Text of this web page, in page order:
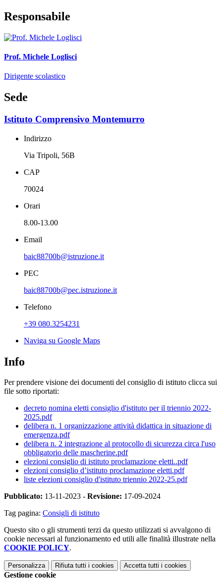
Responsabile
Prof. Michele Loglisci
Dirigente scolastico
Sede
Istituto Comprensivo Montemurro
Indirizzo
Via Tripoli, 56B
CAP
70024
Orari
8.00-13.00
Email
baic88700b@istruzione.it
PEC
baic88700b@pec.istruzione.it
Telefono
+39 080.3254231
Naviga su Google Maps
Info
Per prendere visione dei documenti del consiglio di istituto clicca sui
file sotto riportati:
decreto nomina eletti consiglio d'istituto per il triennio 2022-
2025.pdf
delibera n. 1 organizzazione attività didattica in situazione di
emergenza.pdf
delibera n. 2 integrazione al protocollo di sicurezza circa l'uso
obbligatorio delle mascherine.pdf
elezioni consiglio di istituto proclamazione eletti..pdf
elezioni consiglio d’istituto proclamazione eletti.pdf
liste elezioni consiglio d'istituto triennio 2022-25.pdf
Pubblicato: 13-11-2023 - Revisione: 17-09-2024
Tag pagina: Consigli di istituto
Questo sito o gli strumenti terzi da questo utilizzati si avvalgono di
cookie necessari al funzionamento ed utili alle finalità illustrate nella
COOKIE POLICY.
Personalizza Rifiuta tutti i cookies Accetta tutti i cookies
Gestione cookie